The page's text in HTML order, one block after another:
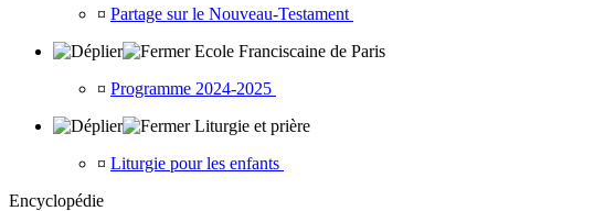
¤ Partage sur le Nouveau-Testament
Ecole Franciscaine de Paris
¤ Programme 2024-2025
Liturgie et prière
¤ Liturgie pour les enfants
Encyclopédie